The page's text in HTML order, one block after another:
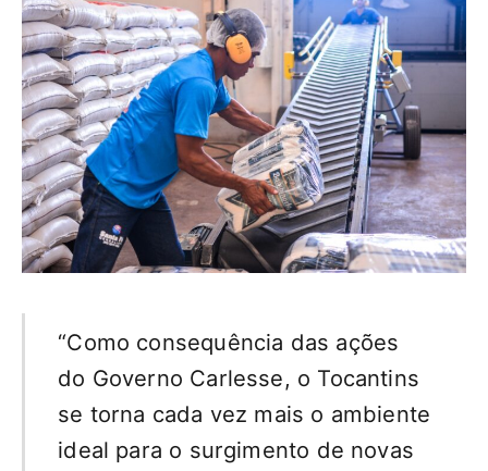
“Como consequência das ações
do Governo Carlesse, o Tocantins
se torna cada vez mais o ambiente
ideal para o surgimento de novas